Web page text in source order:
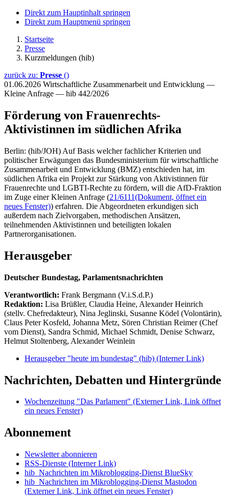
Direkt zum Hauptinhalt springen
Direkt zum Hauptmenü springen
Startseite
Presse
Kurzmeldungen (hib)
zurück zu: Presse ()
01.06.2026 Wirtschaftliche Zusammenarbeit und Entwicklung —
Kleine Anfrage — hib 442/2026
Förderung von Frauenrechts-
Aktivistinnen im südlichen Afrika
Berlin: (hib/JOH) Auf Basis welcher fachlicher Kriterien und
politischer Erwägungen das Bundesministerium für wirtschaftliche
Zusammenarbeit und Entwicklung (BMZ) entschieden hat, im
südlichen Afrika ein Projekt zur Stärkung von Aktivistinnen für
Frauenrechte und LGBTI-Rechte zu fördern, will die AfD-Fraktion
im Zuge einer Kleinen Anfrage (21/6111(Dokument, öffnet ein
neues Fenster)) erfahren. Die Abgeordneten erkundigen sich
außerdem nach Zielvorgaben, methodischen Ansätzen,
teilnehmenden Aktivistinnen und beteiligten lokalen
Partnerorganisationen.
Herausgeber
Deutscher Bundestag, Parlamentsnachrichten
Verantwortlich: Frank Bergmann (V.i.S.d.P.)
Redaktion: Lisa Brüßler, Claudia Heine, Alexander Heinrich
(stellv. Chefredakteur), Nina Jeglinski, Susanne Ködel (Volontärin),
Claus Peter Kosfeld, Johanna Metz, Sören Christian Reimer (Chef
vom Dienst), Sandra Schmid, Michael Schmidt, Denise Schwarz,
Helmut Stoltenberg, Alexander Weinlein
Herausgeber "heute im bundestag" (hib) (Interner Link)
Nachrichten, Debatten und Hintergründe
Wochenzeitung "Das Parlament" (Externer Link, Link öffnet
ein neues Fenster)
Abonnement
Newsletter abonnieren
RSS-Dienste (Interner Link)
hib_Nachrichten im Mikroblogging-Dienst BlueSky
hib_Nachrichten im Mikroblogging-Dienst Mastodon
(Externer Link, Link öffnet ein neues Fenster)